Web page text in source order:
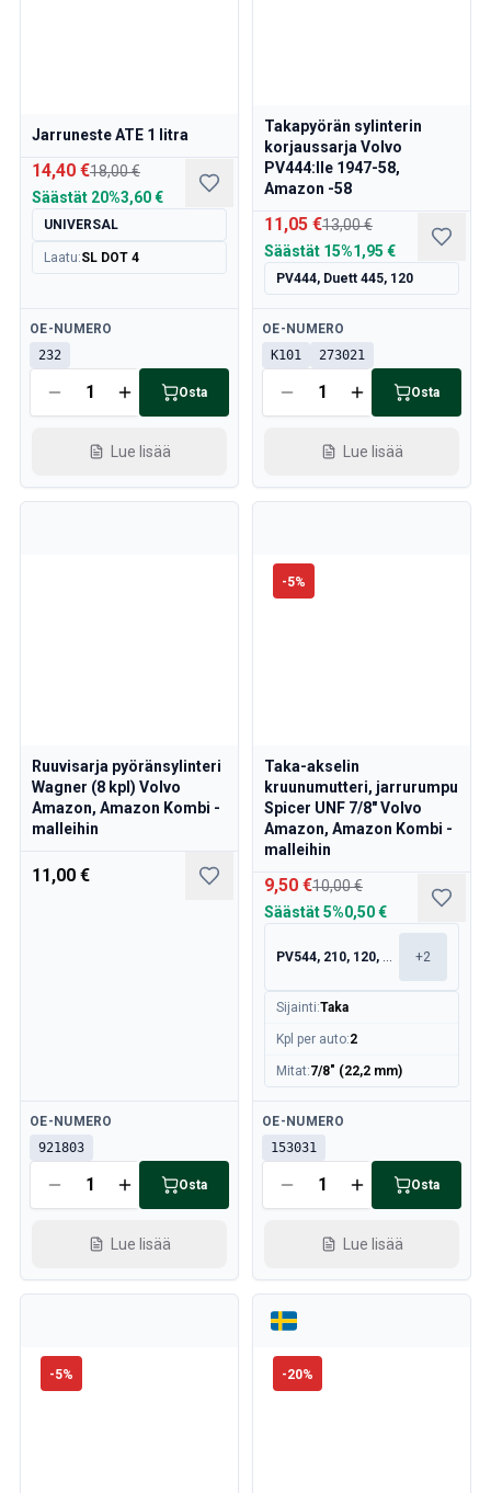
Jarruneste ATE 1 litra
14,40 €18,00 €
Säästät 20%3,60 €
UNIVERSAL
Laatu:SL DOT 4
Saatavilla
OE-NUMERO
232
Osta
Lue lisää
Takapyörän sylinterin
korjaussarja Volvo
PV444:lle 1947-58,
Amazon -58
11,05 €13,00 €
Säästät 15%1,95 €
PV444, Duett 445, 120
Saatavilla
OE-NUMERO
K101
273021
Osta
Lue lisää
Ruuvisarja pyöränsylinteri
Wagner (8 kpl) Volvo
Amazon, Amazon Kombi -
malleihin
11,00 €
Saatavilla
OE-NUMERO
921803
Osta
Lue lisää
-5%
Taka-akselin
kruunumutteri, jarrurumpu
Spicer UNF 7/8" Volvo
Amazon, Amazon Kombi -
malleihin
9,50 €10,00 €
Säästät5%0,50 €
PV544, 210, 120, 130 +2
Sijainti:Taka
Kpl per auto:2
Mitat:7/8" (22,2 mm)
Saatavilla
OE-NUMERO
153031
Osta
Lue lisää
-5% -20%